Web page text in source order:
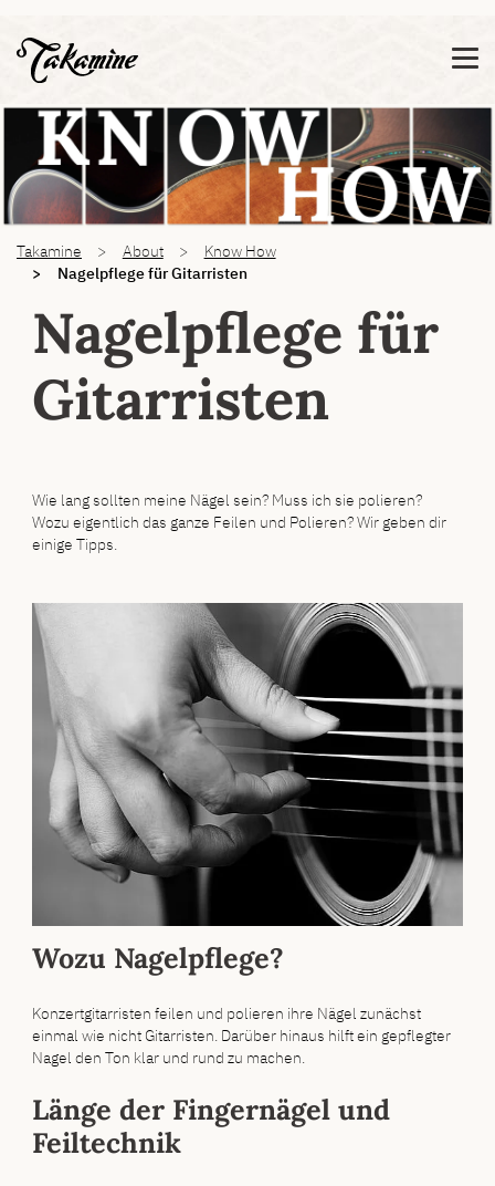
Diese Meldung nicht mehr anzeigen
Takamine About
Know How
Nagelpflege für Gitarristen
Nagelpflege für
Gitarristen
Wie lang sollten meine Nägel sein? Muss ich sie polieren?
Wozu eigentlich das ganze Feilen und Polieren? Wir geben dir
einige Tipps.
Wozu Nagelpflege?
Konzertgitarristen feilen und polieren ihre Nägel zunächst
einmal wie nicht Gitarristen. Darüber hinaus hilft ein gepflegter
Nagel den Ton klar und rund zu machen.
Länge der Fingernägel und
Feiltechnik